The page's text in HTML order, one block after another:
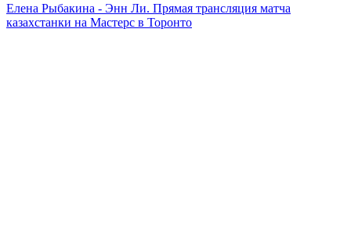
Елена Рыбакина - Энн Ли. Прямая трансляция матча
казахстанки на Мастерс в Торонто